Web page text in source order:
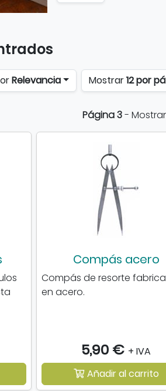
Relevancia Mostrar12 por
Página 3-
Compás acero
Compás de resorte
en acero.
5,90 € + IVA
Añadir al carrito